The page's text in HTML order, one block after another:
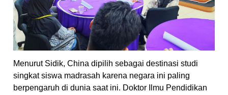
Menurut Sidik, China dipilih sebagai destinasi studi
singkat siswa madrasah karena negara ini paling
berpengaruh di dunia saat ini. Doktor Ilmu Pendidikan